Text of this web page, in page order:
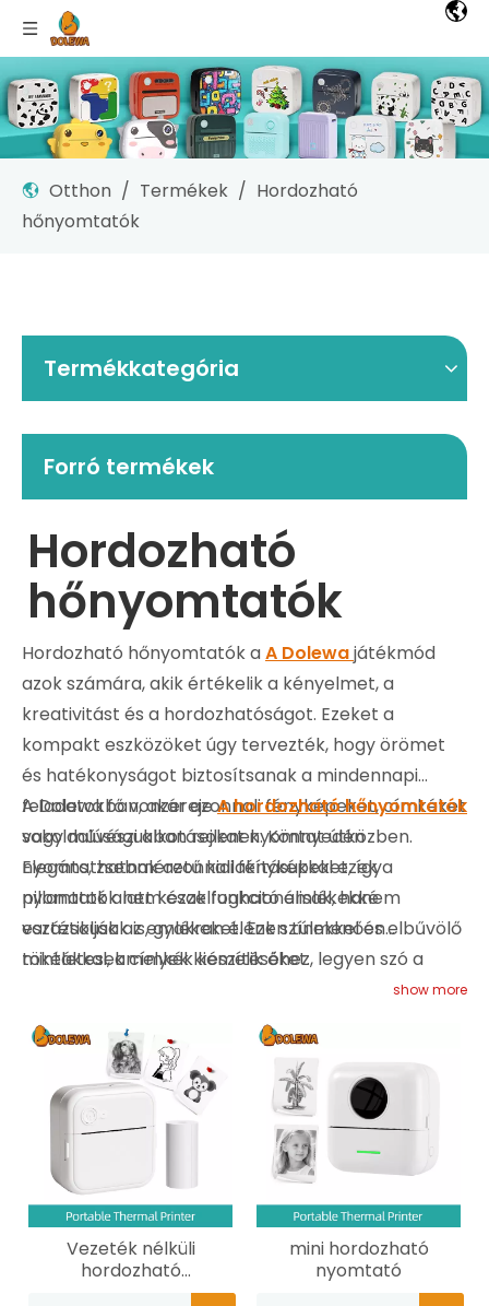
Otthon / Termékek / Hordozható
hőnyomtatók
Termékkategória
Forró termékek
Hordozható
hőnyomtatók
Hordozható hőnyomtatók aA Dolewajátékmód
azok számára, akik értékelik a kényelmet, a
kreativitást és a hordozhatóságot. Ezeket a
kompakt eszközöket úgy tervezték, hogy örömet
és hatékonyságot biztosítsanak a mindennapi
feladatokban, akár azonnali fényképeket, címkéket
vagy művészi alkotásokat nyomtat útközben.
Elegáns, zsebméretű kialakításukkal ezek a
nyomtatók nem csak funkcionálisak, hanem
esztétikusak is, gyakran élénk színekkel és elbűvölő
mintákkal, amelyek kiemelik őket.
A Dolewa fő vonzerejeA hordozható hőnyomtatók
sokoldalúságukban rejlenek. Könnyedén
nyomtathatnak azonnali fényképeket, így
pillanatok alatt kézzelfogható emlékekké
varázsolják az emlékeket. Ezen túlmenően
tökéletesek címkék készítéséhez, legyen szó a
munkaterület elrendezéséről, utazás közbeni
tárgyak megjelöléséről vagy személyre szabott
ajándékok készítésére. Az alkalmazott
hőtechnológia elkenődésmentes, tintamentes
nyomatokat tesz lehetővé, ezáltal környezetbarát
és költséghatékony. Ezek a nyomtatók FCC, CCC,
CE, Rohs és IC tanúsítvánnyal rendelkeznek,
garantálva a magas minőséget és biztonságot.
show more
Vezeték nélküli
hordozható
mini hordozható
nyomtató